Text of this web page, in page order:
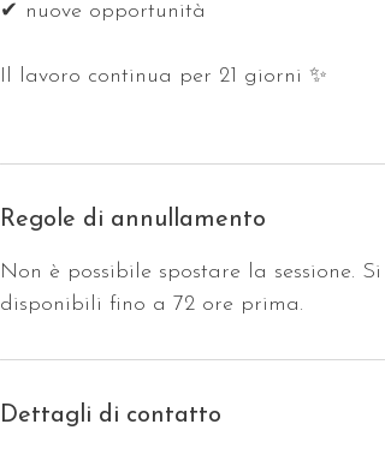
✔ nuove opportunità
Il lavoro continua per 21 giorni ✨
Regole di annullamento
Non è possibile spostare la sessione.
disponibili fino a 72 ore prima.
Dettagli di contatto